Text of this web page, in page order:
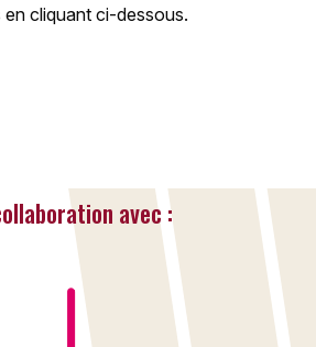
cliquant ci-dessous.
avec :